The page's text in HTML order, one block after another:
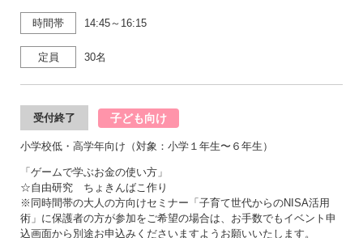
時間帯 14:45～16:15
定員 30名
受付終了 子ども向け
小学校低・高学年向け（対象：小学１年生〜６年生）
「ゲームで学ぶお金の使い方」
☆自由研究 ちょきんばこ作り
※同時間帯の大人の方向けセミナー「子育て世代からのNISA活用
術」に保護者の方が参加をご希望の場合は、お手数でもイベント申
込画面から別途お申込みくださいますようお願いいたします。